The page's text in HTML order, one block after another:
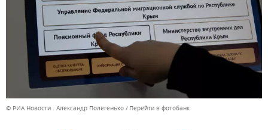
© РИА Новости . Александр Полегенько Перейти в фотобанк